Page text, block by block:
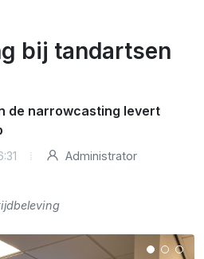
bij tandartsen
de narrowcasting levert
Administrator